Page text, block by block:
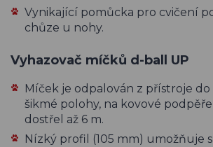
Vynikající pomůcka pro cvičení
chůze u nohy.
Vyhazovač míčků d-ball UP
Míček je odpalován z přístroje do
šikmé polohy, na kovové
dostřel až 6 m.
Nízký profil (105 mm) umožňuje